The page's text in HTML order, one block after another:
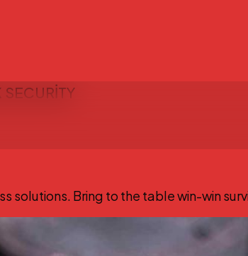
Bring to the table win-win